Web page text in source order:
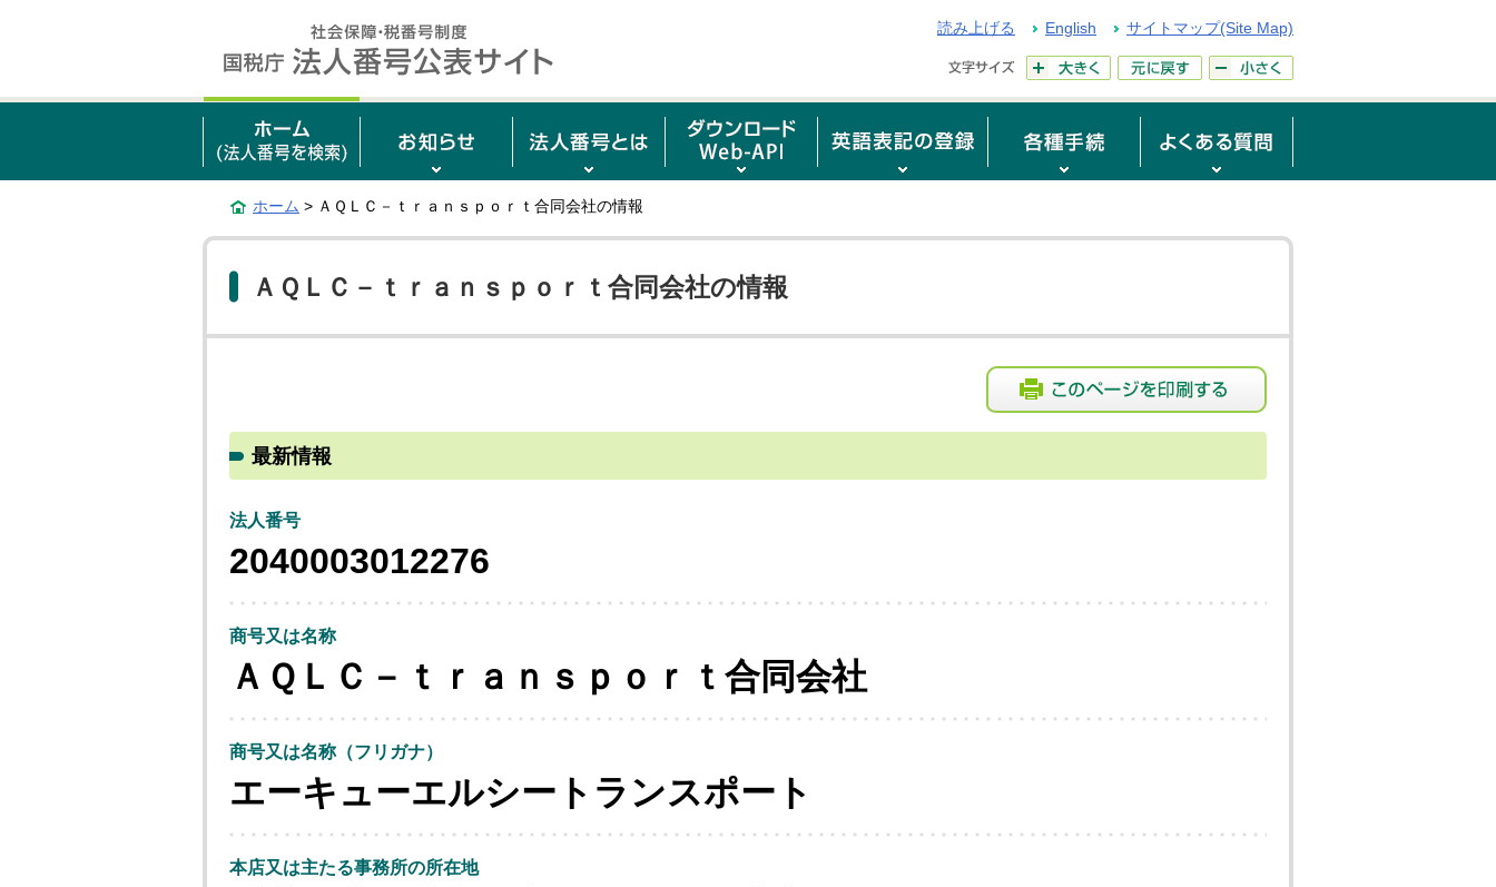
読み上げる English サイトマップ(Site Map)
ホーム > ＡＱＬＣ－ｔｒａｎｓｐｏｒｔ合同会社の情報
ＡＱＬＣ－ｔｒａｎｓｐｏｒｔ合同会社の情報
最新情報
法人番号
2040003012276
商号又は名称
ＡＱＬＣ－ｔｒａｎｓｐｏｒｔ合同会社
商号又は名称（フリガナ）
エーキューエルシートランスポート
本店又は主たる事務所の所在地